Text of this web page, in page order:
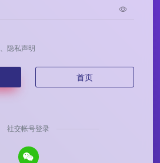
隐私声明
首页
社交帐号登录